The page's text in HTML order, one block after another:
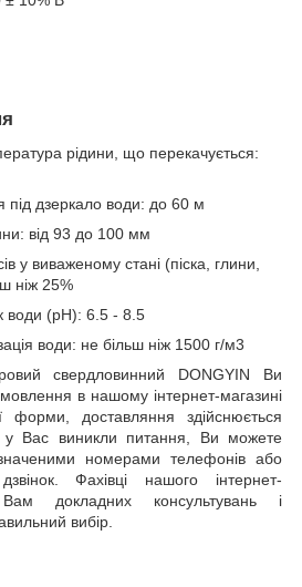
рідини, що перекачується:
під дзеркало води: до 60 м
від 93 до 100 мм
у виваженому стані (піска, глини,
ніж 25%
води (pH): 6.5 - 8.5
води: не більш ніж 1500 г/м3
свердловинний DONGYIN Ви
в нашому інтернет-магазині
форми, доставляння здійснюється
у Вас виникли питання, Ви можете
номерами телефонів або
Фахівці нашого інтернет-
докладних консультувань і
вибір.